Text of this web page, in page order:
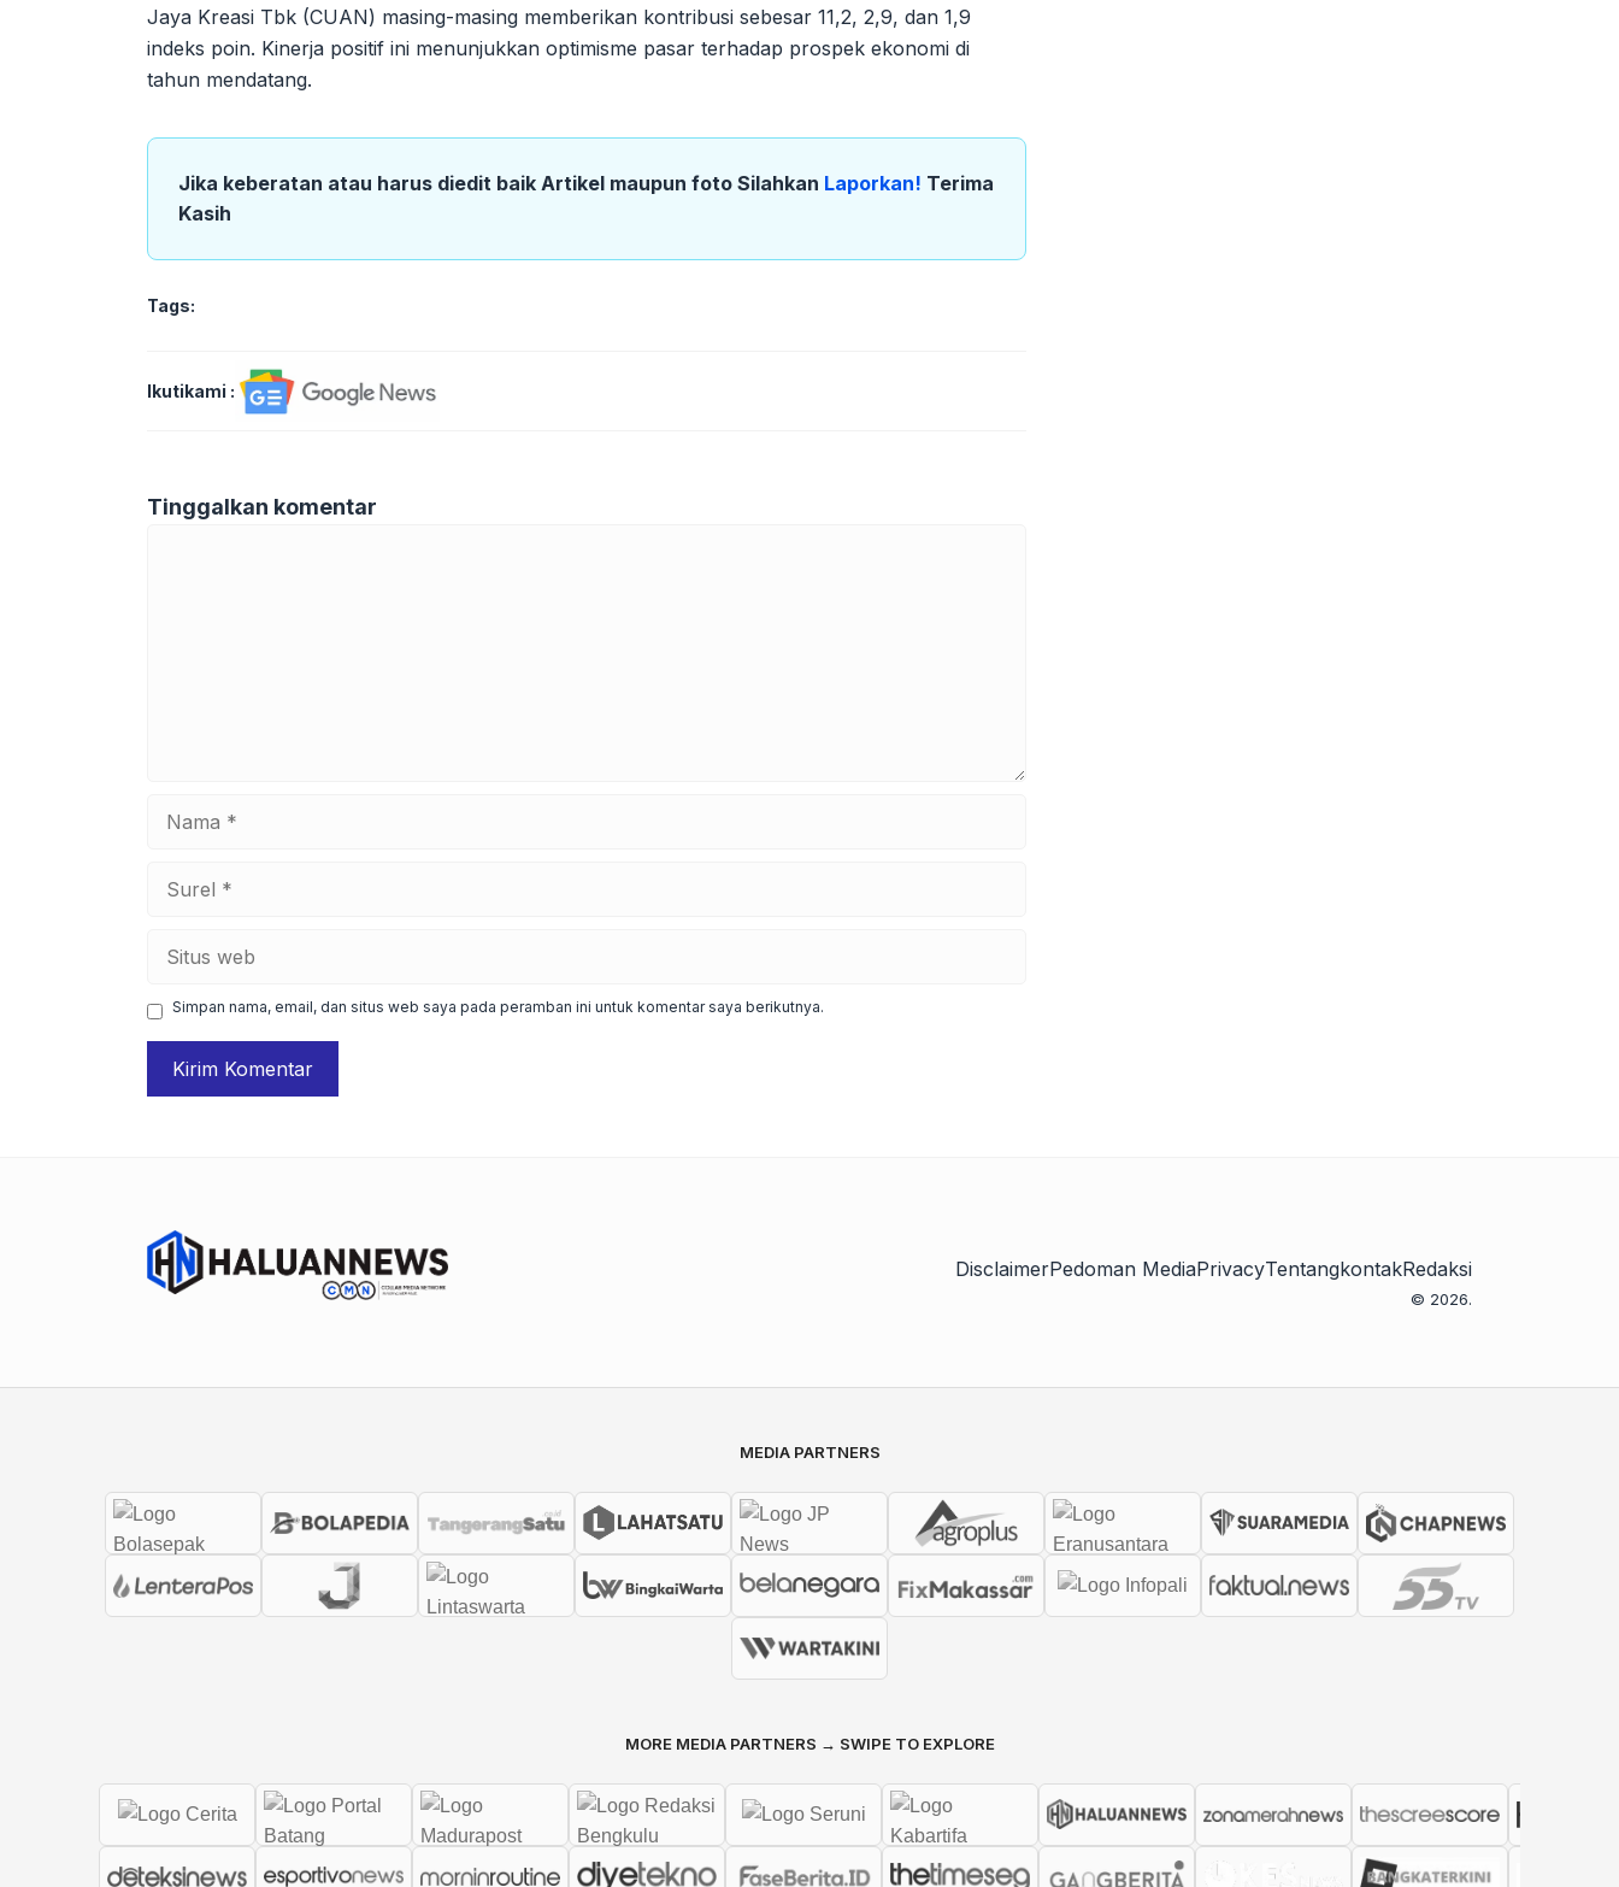
Jaya Kreasi Tbk (CUAN) masing-masing memberikan kontribusi sebesar 11,2, 2,9, dan 1,9
indeks poin. Kinerja positif ini menunjukkan optimisme pasar terhadap prospek ekonomi di
tahun mendatang.
Jika keberatan atau harus diedit baik Artikel maupun foto Silahkan Laporkan! Terima
Kasih
Tags:
Ikutikami :
Tinggalkan komentar
Simpan nama, email, dan situs web saya pada peramban ini untuk komentar saya berikutnya.
DisclaimerPedoman MediaPrivacyTentangkontakRedaksi
© 2026.
MEDIA PARTNERS
MORE MEDIA PARTNERS → SWIPE TO EXPLORE